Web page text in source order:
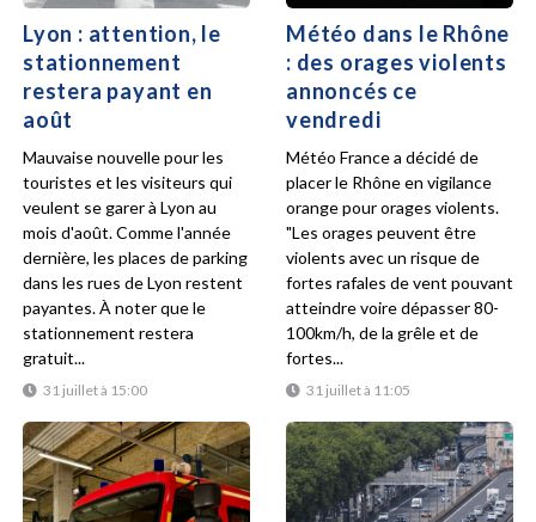
Lyon : attention, le
stationnement
restera payant en
août
31 juillet à 15:00
Mauvaise nouvelle pour les
touristes et les visiteurs qui
veulent se garer à Lyon au
mois d'août. Comme l'année
dernière, les places de parking
dans les rues de Lyon restent
payantes. À noter que le
stationnement restera
gratuit...
Météo dans le Rhône
: des orages violents
annoncés ce
vendredi
31 juillet à 11:05
Météo France a décidé de
placer le Rhône en vigilance
orange pour orages violents.
"Les orages peuvent être
violents avec un risque de
fortes rafales de vent pouvant
atteindre voire dépasser 80-
100km/h, de la grêle et de
fortes...